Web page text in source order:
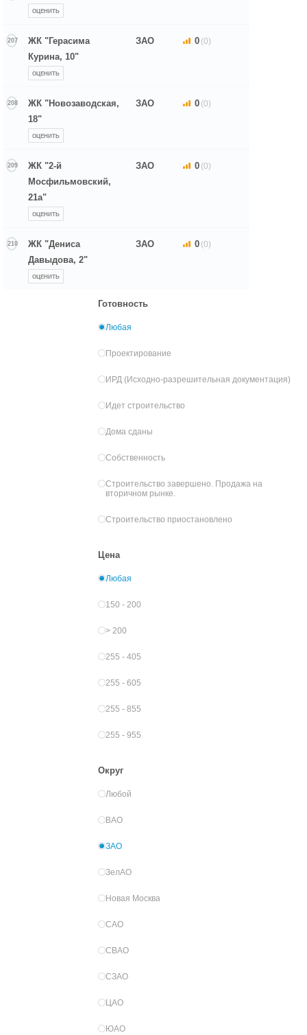
ОЦЕНИТЬ
207
ЖК "Герасима
Курина, 10"
ОЦЕНИТЬ
ЗАО 0 (0)
208
ЖК "Новозаводская,
18"
ОЦЕНИТЬ
ЗАО 0 (0)
209
ЖК "2-й
Мосфильмовский,
21а"
ОЦЕНИТЬ
ЗАО 0 (0)
210
ЖК "Дениса
Давыдова, 2"
ОЦЕНИТЬ
ЗАО 0 (0)
Готовность
Любая
Проектирование
ИРД (Исходно-разрешительная документация)
Идет строительство
Дома сданы
Собственность
Строительство завершено. Продажа на
вторичном рынке.
Строительство приостановлено
Цена
Любая
150 - 200
> 200
255 - 405
255 - 605
255 - 855
255 - 955
Округ
Любой
ВАО
ЗАО
ЗелАО
Новая Москва
САО
СВАО
СЗАО
ЦАО
ЮАО